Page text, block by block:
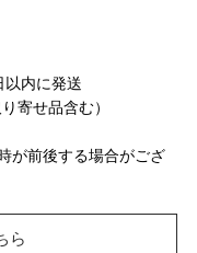
以内に発送
寄せ品含む）
が前後する場合がござ
ら